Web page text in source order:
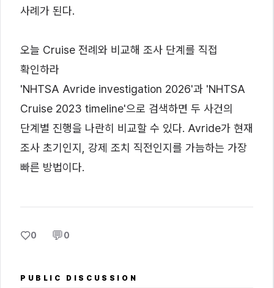
사례가 된다.
오늘 Cruise 전례와 비교해 조사 단계를 직접
확인하라
'NHTSA Avride investigation 2026'과 'NHTSA
Cruise 2023 timeline'으로 검색하면 두 사건의
단계별 진행을 나란히 비교할 수 있다. Avride가 현재
조사 초기인지, 강제 조치 직전인지를 가늠하는 가장
빠른 방법이다.
♡0 💬0
PUBLIC DISCUSSION